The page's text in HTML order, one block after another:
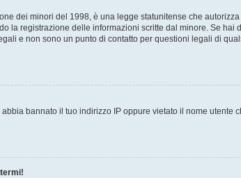
dei minori del 1998, è una legge statunitense che
la registrazione delle informazioni scritte dal minore. Se
e non sono un punto di contatto per questioni legali di
bannato il tuo indirizzo IP oppure vietato il nome